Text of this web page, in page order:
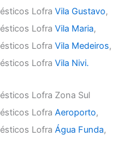
LofraVila Gustavo,
LofraVila Maria,
LofraVila Medeiros,
LofraVila Nivi.
Lofra Zona Sul
LofraAeroporto,
LofraÁgua Funda,